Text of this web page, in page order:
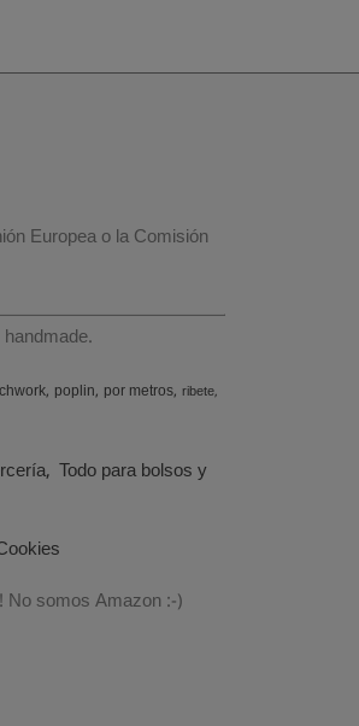
Europea o la Comisión
poplin por metros ribete
Todo para bolsos y
No somos Amazon :-)